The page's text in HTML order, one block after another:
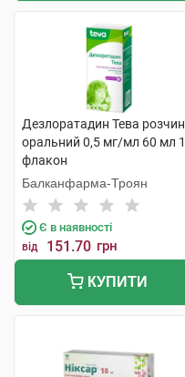
Дезлоратадин Тева розчин
оральний 0,5 мг/мл 60 мл 1
флакон
Балканфарма-Троян
Є в наявності
від 151.70 грн
КУПИТИ